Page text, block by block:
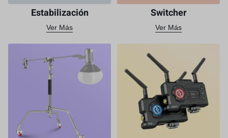
Estabilización
Ver Más
Switcher
Ver Más